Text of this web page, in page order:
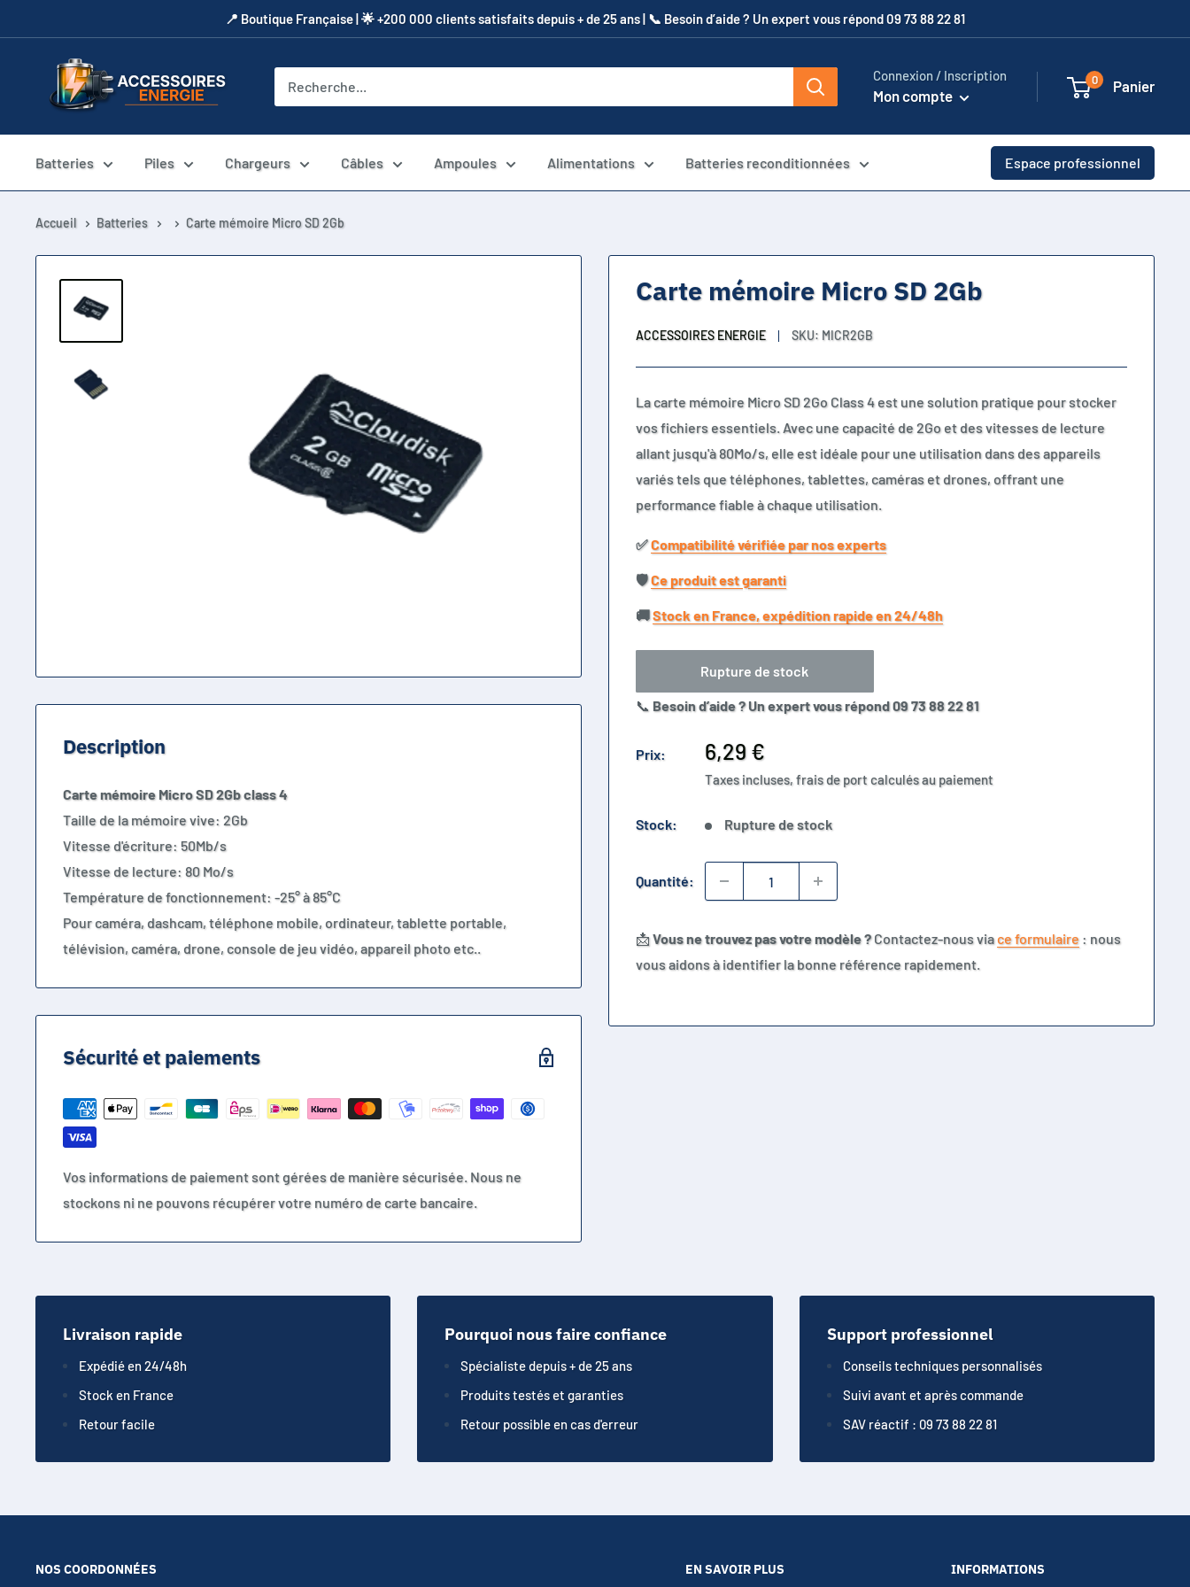
au
​📍​ Boutique Française | 🌟 +200 000 clients satisfaits depuis + de 25 ans | 📞​ Besoin d’aide ? Un expert vous répond 09 73 88 22 81
Accessoires
Energie
Connexion / Inscription
Mon compte
0 Panier
Batteries Piles Chargeurs Câbles Ampoules Alimentations Batteries reconditionnées Espace professionnel
Accueil Batteries Carte mémoire Micro SD 2Gb
Carte mémoire Micro SD 2Gb
ACCESSOIRES ENERGIE SKU: MICR2GB
La carte mémoire Micro SD 2Go Class 4 est une solution pratique pour stocker
vos fichiers essentiels. Avec une capacité de 2Go et des vitesses de lecture
allant jusqu'à 80Mo/s, elle est idéale pour une utilisation dans des appareils
variés tels que téléphones, tablettes, caméras et drones, offrant une
performance fiable à chaque utilisation.
✅​Compatibilité vérifiée par nos experts
🛡️​Ce produit est garanti
🚚​Stock en France, expédition rapide en 24/48h
Rupture de stock
📞 Besoin d’aide ? Un expert vous répond 09 73 88 22 81
Prix:
Prix
réduit
6,29 €
Taxes incluses, frais de port calculés au paiement
Stock: Rupture de stock
Quantité:
📩Vous ne trouvez pas votre modèle ?Contactez-nous viace formulaire : nous
vous aidons à identifier la bonne référence rapidement.
Description
Carte mémoire Micro SD 2Gb class 4
Taille de la mémoire vive: 2Gb
Vitesse d'écriture: 50Mb/s
Vitesse de lecture: 80 Mo/s
Température de fonctionnement: -25° à 85°C
Pour caméra, dashcam, téléphone mobile, ordinateur, tablette portable,
télévision, caméra, drone, console de jeu vidéo, appareil photo etc..
Sécurité et paiements
Vos informations de paiement sont gérées de manière sécurisée. Nous ne
stockons ni ne pouvons récupérer votre numéro de carte bancaire.
Livraison rapide
Expédié en 24/48h
Stock en France
Retour facile
Pourquoi nous faire confiance
Spécialiste depuis + de 25 ans
Produits testés et garanties
Retour possible en cas d'erreur
Support professionnel
Conseils techniques personnalisés
Suivi avant et après commande
SAV réactif : 09 73 88 22 81
NOS COORDONNÉES EN SAVOIR PLUS INFORMATIONS